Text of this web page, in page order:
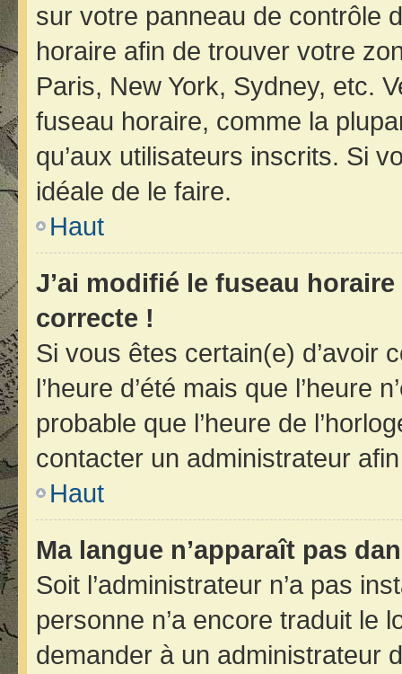
sur votre panneau de contrôle
horaire afin de trouver votre
Paris, New York, Sydney, etc.
fuseau horaire, comme la
qu’aux utilisateurs inscrits. Si
idéale de le faire.
Haut
J’ai modifié le fuseau
correcte !
Si vous êtes certain(e) d’avoir
l’heure d’été mais que l’heure
probable que l’heure de
contacter un administrateur
Haut
Ma langue n’apparaît pas
Soit l’administrateur n’a pas
personne n’a encore traduit le
demander à un administrateur